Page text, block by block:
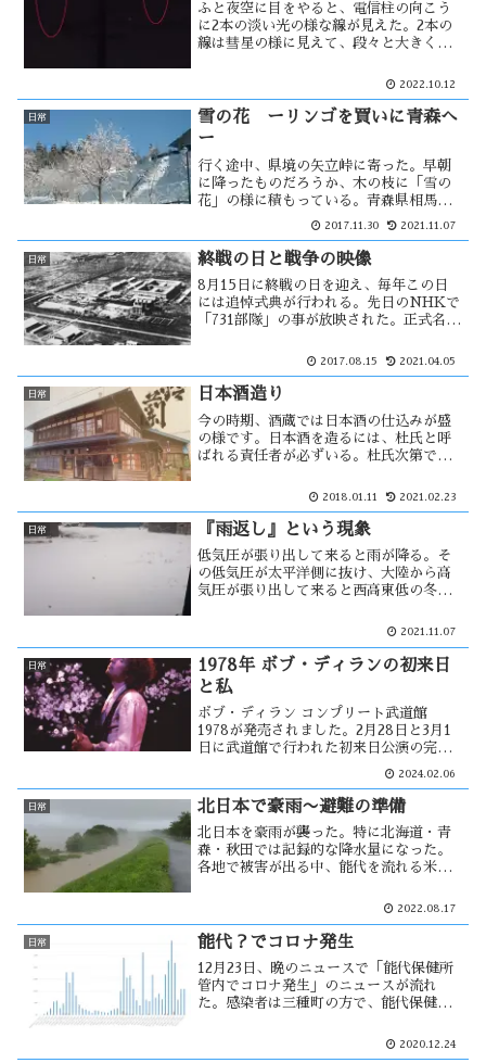
ふと夜空に目をやると、電信柱の向こう
に2本の淡い光の様な線が見えた。2本の
線は彗星の様に見えて、段々と大きくな
消えた。その光が見えた方角の延長線上
る。ミサイル？・・・
2022.10.12
日常
雪の花 ーリンゴを買いに青森へ
ー
行く途中、県境の矢立峠に寄った。早朝
に降ったものだろうか、木の枝に「雪の
花」の様に積もっている。青森県相馬村
の「林檎の森」へ毎年来る。一番の魅力
はリンゴの種類が多い事で、食べた事の
ないリンゴを見る事がよくある。こうと
くというリンゴを見付けた。こみつ似て
いて・・
2017.11.30 2021.11.07
日常 終戦の日と戦争の映像
8月15日に終戦の日を迎え、毎年この日
には追悼式典が行われる。先日のNHKで
「731部隊」の事が放映された。正式名称
い。ここは生物兵器・化学兵器の研究・
を行っていた。戦後には・・
2017.08.15 2021.04.05
日常 日本酒造り
今の時期、酒蔵では日本酒の仕込みが盛
の様です。日本酒を造るには、杜氏と呼
ばれる責任者が必ずいる。杜氏次第で、
も過言でないかもしれない。かつて鈴蘭
は、大学出の20代の杜氏で・・・
2018.01.11 2021.02.23
日常 『雨返し』という現象
低気圧が張り出して来ると雨が降る。そ
の低気圧が太平洋側に抜け、大陸から高
気圧が張り出して来ると西高東低の冬型
込み雪が降る。この状態を「雨返し（あ
ら１２月に掛けて、この雨返しが続く。
2021.11.07
日常
1978年 ボブ・ディランの初来日
と私
ボブ・ディラン コンプリート武道館
1978が発売されました。2月28日と3月1
日に武道館で行われた初来日公演の完全
自分も見に行く事が出来るはずだった。
しかし、行く事が出来ない理由が・・
2024.02.06
日常 北日本で豪雨〜避難の準備
北日本を豪雨が襲った。特に北海道・青
森・秋田では記録的な降水量になった。
各地で被害が出る中、能代を流れる米代
い出すと、水位の上昇は気が休まる事が
ではいられなくなる。
2022.08.17
日常 能代？でコロナ発生
12月23日、晩のニュースで「能代保健所
管内でコロナ発生」のニュースが流れ
た。感染者は三種町の方で、能代保健所
染経路は不明で、最近は県外に出た事も
2020.12.24